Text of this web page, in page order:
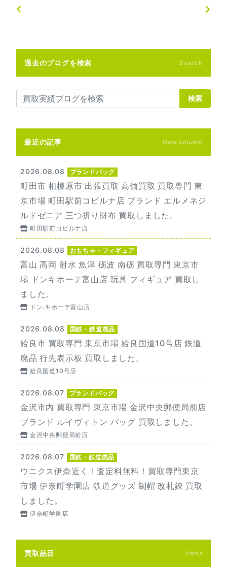
過去のブログを検索 Search
検索
最近の記事 New column
2026.08.08 ブランドバッグ
町田市 相模原市 出張買取 高価買取 買取専門 東
京市場 町田駅前コビルナ店 ブランド エルメネジ
ルドゼニア 三つ折り財布 買取しました。
町田駅前コビルナ店
2026.08.08 おもちゃ・フィギュア
富山 高岡 射水 魚津 砺波 南砺 買取専門 東京市
場 ドンキホーテ富山店 玩具 フィギュア 買取し
ました。
ドン.キホーテ富山店
2026.08.08 国鉄・鉄道廃品
姶良市 買取専門 東京市場 姶良国道10号店 鉄道
廃品 行先表示板 買取しました。
姶良国道10号店
2026.08.07 ブランドバッグ
金沢市内 買取専門 東京市場 金沢中央郵便局前店
ブランド ルイヴィトン バッグ 買取しました。
金沢中央郵便局前店
2026.08.07 国鉄・鉄道廃品
ウニクス伊奈近く！査定料無料！買取専門東京
市場 伊奈町学園店 鉄道グッズ 制帽 改札鋏 買取
しました。
伊奈町学園店
買取品目 Items